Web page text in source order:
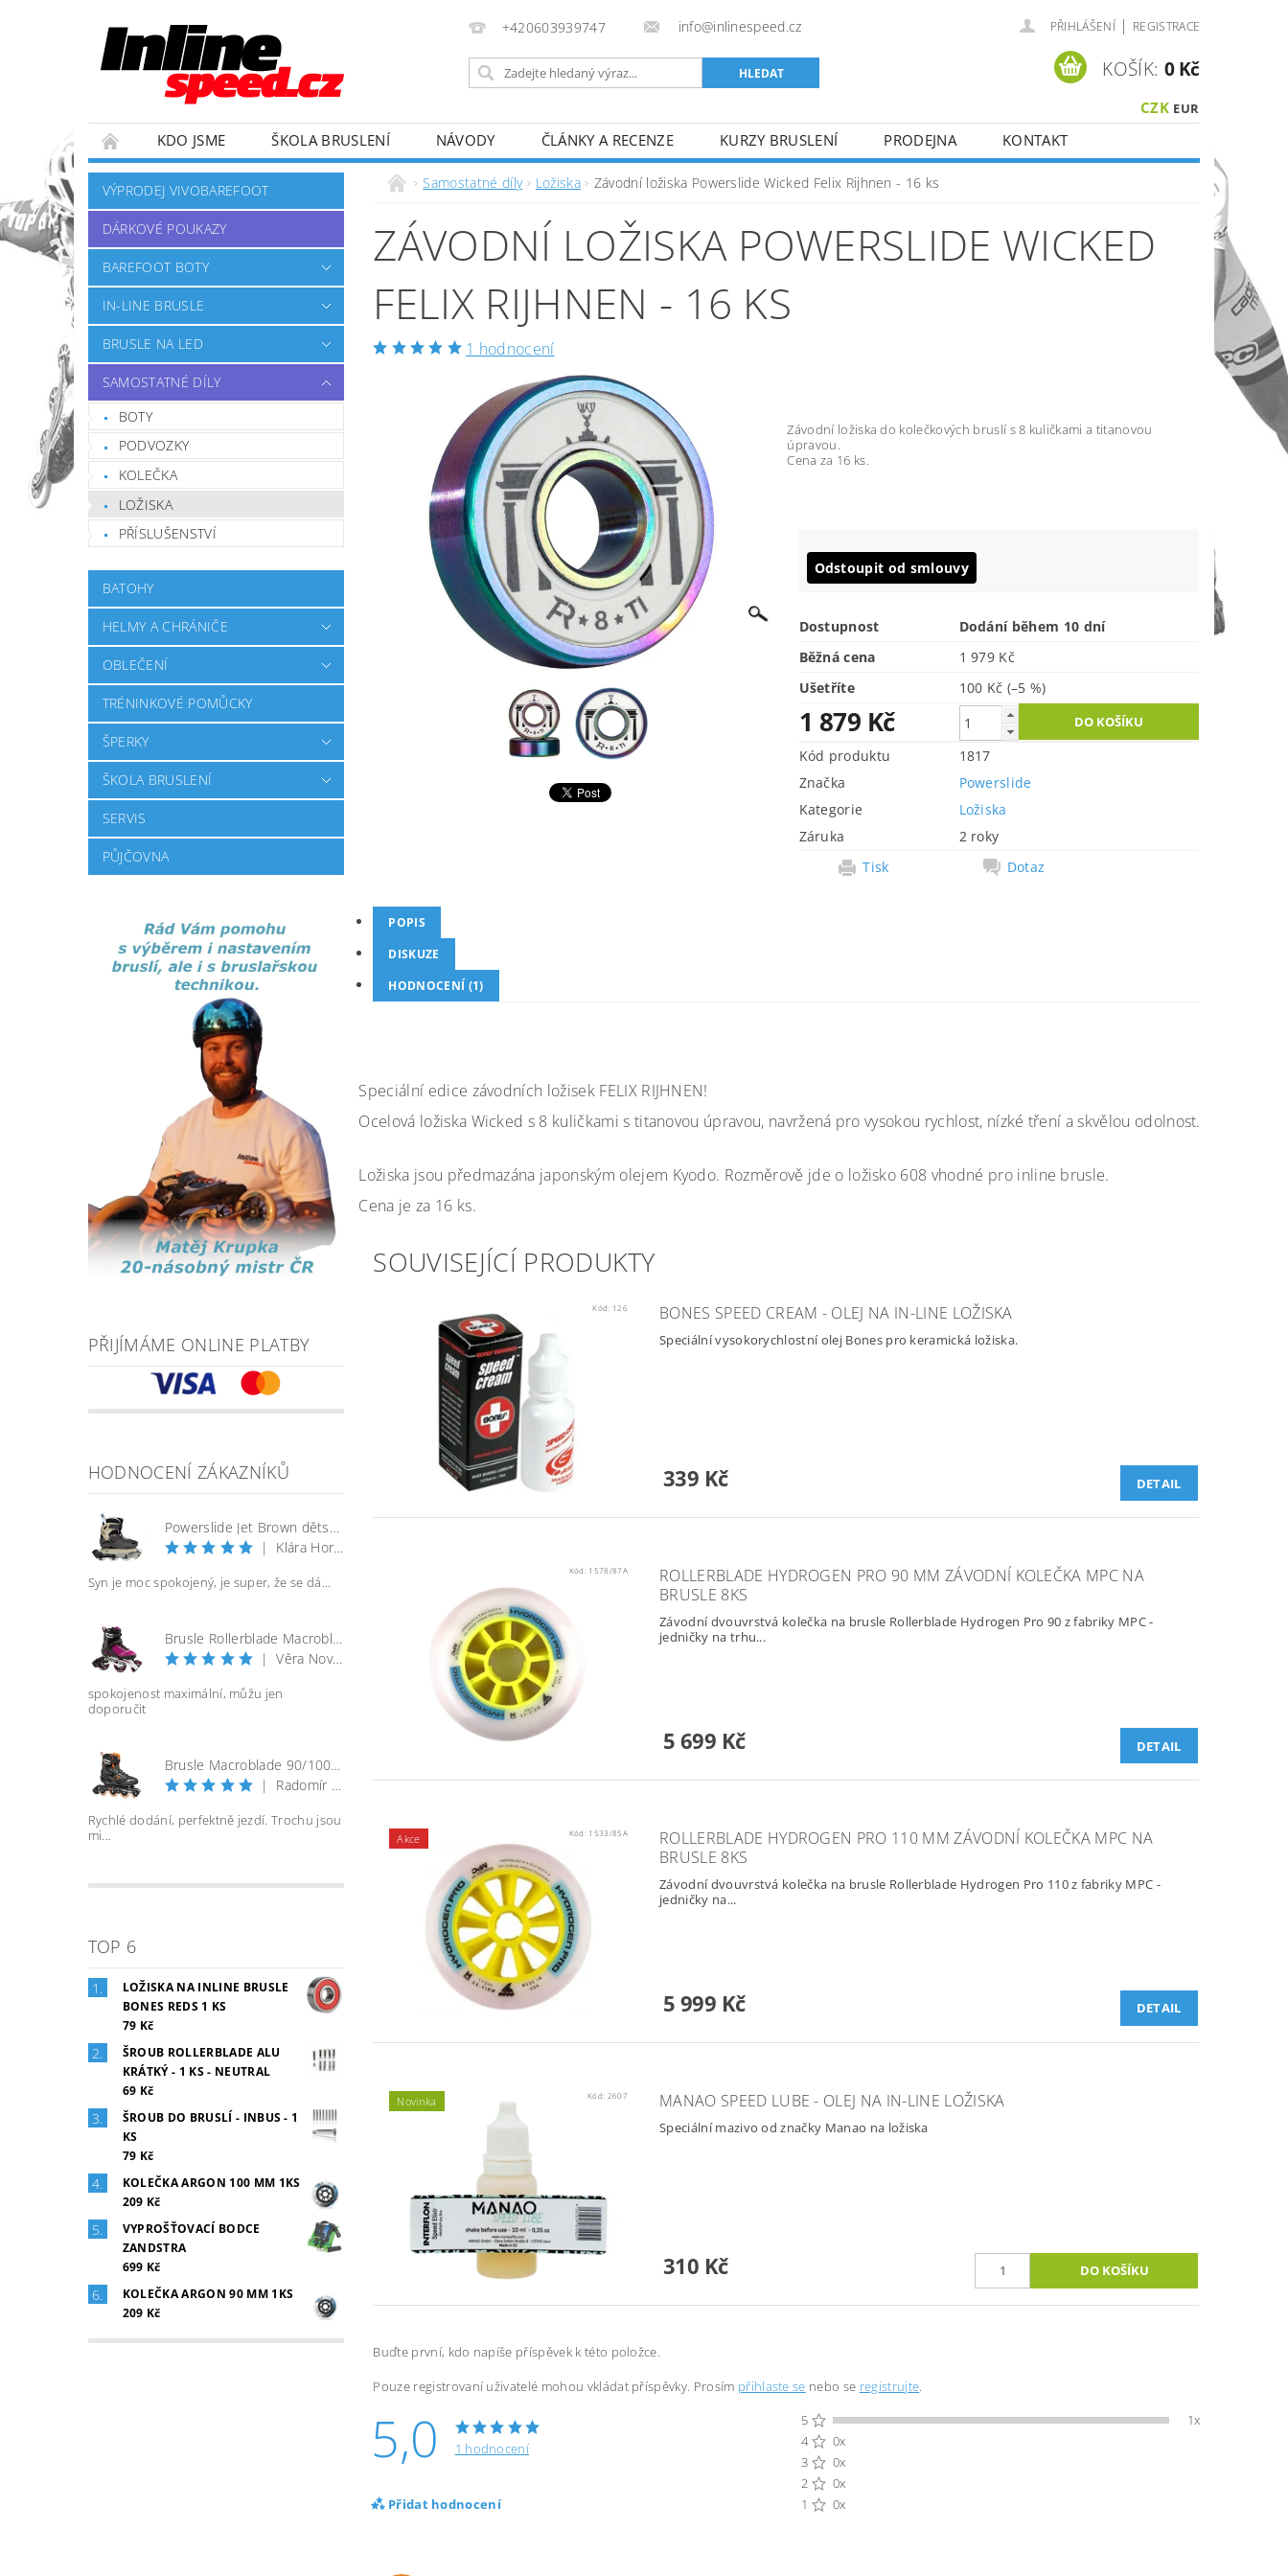
+420603939747 info@inlinespeed.cz PŘIHLÁŠENÍ | REGISTRACE
CZK EUR
KOŠÍK: 0 Kč
KDO JSME ŠKOLA BRUSLENÍ NÁVODY ČLÁNKY A RECENZE KURZY BRUSLENÍ PRODEJNA
KONTAKT
ZÁVODNÍ TÝM
OBCHODNÍ PODMÍNKY REKLAMACE A VRÁCENÍ ZBOŽÍ
VÝPRODEJ VIVOBAREFOOT
DÁRKOVÉ POUKAZY
BAREFOOT BOTY
IN-LINE BRUSLE
BRUSLE NA LED
SAMOSTATNÉ DÍLY
BOTY
PODVOZKY
KOLEČKA
LOŽISKA
PŘÍSLUŠENSTVÍ
BATOHY
HELMY A CHRÁNIČE
OBLEČENÍ
TRÉNINKOVÉ POMŮCKY
ŠPERKY
ŠKOLA BRUSLENÍ
SERVIS
PŮJČOVNA
PŘIJÍMÁME ONLINE PLATBY
HODNOCENÍ ZÁKAZNÍKŮ
Powerslide Jet Brown dětské kolečkové brusle
|
Klára Horáčková
Syn je moc spokojený, je super, že se dá...
Brusle Rollerblade Macroblade 100 3WD W - vel. 40
|
Věra Nováková
spokojenost maximální, můžu jen
doporučit
Brusle Macroblade 90/100 BOA - černá/orange
|
Radomír Bureš
Rychlé dodání, perfektně jezdí. Trochu jsou
mi...
TOP 6
LOŽISKA NA INLINE BRUSLE
BONES REDS 1 KS
79 Kč
ŠROUB ROLLERBLADE ALU
KRÁTKÝ - 1 KS - NEUTRAL
69 Kč
ŠROUB DO BRUSLÍ - INBUS - 1
KS
79 Kč
KOLEČKA ARGON 100 MM 1KS
209 Kč
VYPROŠŤOVACÍ BODCE
ZANDSTRA
699 Kč
KOLEČKA ARGON 90 MM 1KS
209 Kč
Samostatné díly Ložiska Závodní ložiska Powerslide Wicked Felix Rijhnen - 16 ks
ZÁVODNÍ LOŽISKA POWERSLIDE WICKED
FELIX RIJHNEN - 16 KS
1 hodnocení
Závodní ložiska do kolečkových bruslí s 8 kuličkami a titanovou
úpravou.
Cena za 16 ks.
Odstoupit od smlouvy
Dostupnost
Dodání během 10 dní
Běžná cena
1 979 Kč
Ušetříte
100 Kč (–5 %)
1 879 Kč
Kód produktu
1817
Značka
Powerslide
Kategorie
Ložiska
Záruka
2 roky
Tisk
Dotaz
POPIS
DISKUZE
HODNOCENÍ (1)
Speciální edice závodních ložisek FELIX RIJHNEN!
Ocelová ložiska Wicked s 8 kuličkami s titanovou úpravou, navržená pro vysokou rychlost, nízké tření a skvělou odolnost.
Ložiska jsou předmazána japonským olejem Kyodo. Rozměrově jde o ložisko 608 vhodné pro inline brusle.
Cena je za 16 ks.
SOUVISEJÍCÍ PRODUKTY
Kód: 126 BONES SPEED CREAM - OLEJ NA IN-LINE LOŽISKA
Speciální vysokorychlostní olej Bones pro keramická ložiska.
339 Kč DETAIL
Kód: 1578/87A
ROLLERBLADE HYDROGEN PRO 90 MM ZÁVODNÍ KOLEČKA MPC NA
BRUSLE 8KS
Závodní dvouvrstvá kolečka na brusle Rollerblade Hydrogen Pro 90 z fabriky MPC -
jedničky na trhu...
5 699 Kč DETAIL
Akce Kód: 1533/85A
ROLLERBLADE HYDROGEN PRO 110 MM ZÁVODNÍ KOLEČKA MPC NA
BRUSLE 8KS
Závodní dvouvrstvá kolečka na brusle Rollerblade Hydrogen Pro 110 z fabriky MPC -
jedničky na...
5 999 Kč DETAIL
Novinka Kód: 2607 MANAO SPEED LUBE - OLEJ NA IN-LINE LOŽISKA
Speciální mazivo od značky Manao na ložiska
310 Kč
Buďte první, kdo napíše příspěvek k této položce.
Pouze registrovaní uživatelé mohou vkládat příspěvky. Prosím přihlaste se nebo se registrujte
5,0 1 hodnocení
Přidat hodnocení
5
1x
4
0x
3
0x
2
0x
1
0x